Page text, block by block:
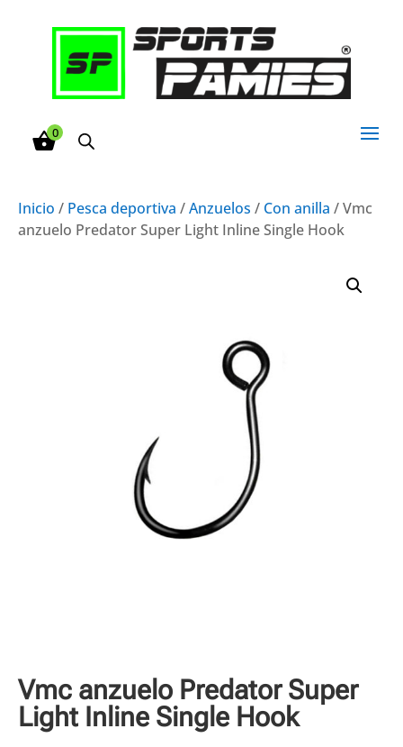
0
Inicio / Pesca deportiva /Anzuelos / Con anilla / Vmc
anzuelo Predator Super Light Inline Single Hook
Vmc anzuelo Predator Super
Light Inline Single Hook